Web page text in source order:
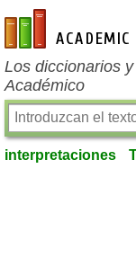
es-academic.com
Los diccionarios
Académico
interpretaciones